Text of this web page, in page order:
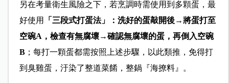
另在考量衛生風險之下，若烹調時需使用到多顆蛋，最
好使用
「三段式打蛋法」：洗好的蛋敲開後→將蛋打至
空碗A，檢查有無腐壞→確認無腐壞的蛋，再倒入空碗
B；每打一顆蛋都需按照上述步驟，以此類推，免得打
到臭雞蛋，汙染了整道菜餚，整鍋『海撩料』。